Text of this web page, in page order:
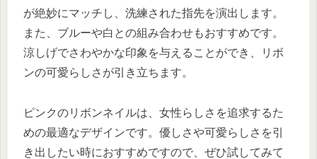
が絶妙にマッチし、洗練された指先を演出します。
また、ブルーや白との組み合わせもおすすめです。
涼しげでさわやかな印象を与えることができ、リボ
ンの可愛らしさが引き立ちます。
ピンクのリボンネイルは、女性らしさを追求するた
めの最適なデザインです。優しさや可愛らしさを引
き出したい時におすすめですので、ぜひ試してみて